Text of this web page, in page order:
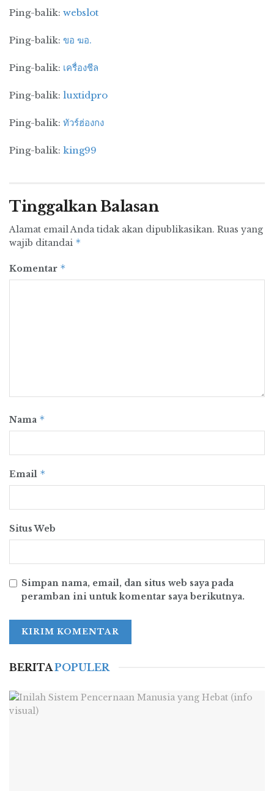
Ping-balik: webslot
Ping-balik: ขอ ฆอ.
Ping-balik: เครื่องชีล
Ping-balik: luxtidpro
Ping-balik: ทัวร์ฮ่องกง
Ping-balik: king99
Tinggalkan Balasan
Alamat email Anda tidak akan dipublikasikan. Ruas yang
wajib ditandai *
Komentar *
Nama *
Email *
Situs Web
Simpan nama, email, dan situs web saya pada
peramban ini untuk komentar saya berikutnya.
BERITAPOPULER